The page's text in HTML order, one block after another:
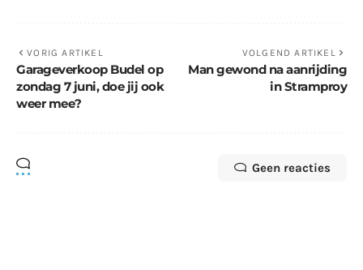
VORIG ARTIKEL
Garageverkoop Budel op
zondag 7 juni, doe jij ook
weer mee?
VOLGEND ARTIKEL
Man gewond na aanrijding
in Stramproy
Geen reacties